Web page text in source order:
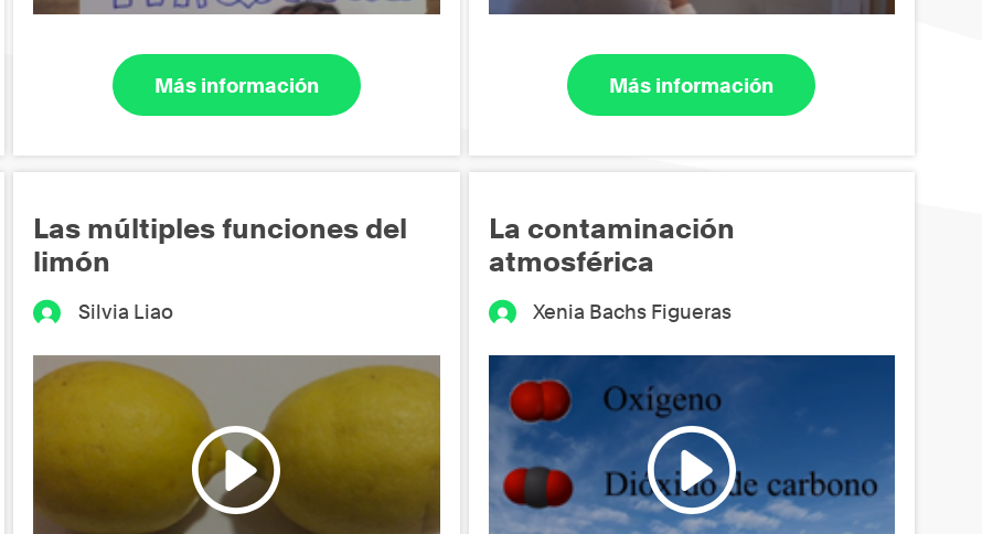
Más información Más información
Las múltiples funciones del
limón
Silvia Liao
La contaminación
atmosférica
Xenia Bachs Figueras